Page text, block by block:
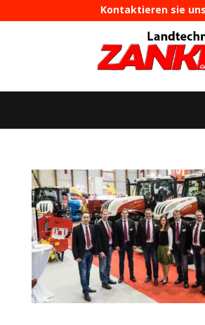
Kontaktieren sie
|